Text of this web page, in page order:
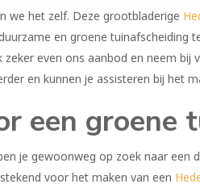
we het zelf. Deze grootbladerige
en groene tuinafscheiding
even ons aanbod en neem
en kunnen je assisteren bij het
een groene
je gewoonweg op zoek naar
voor het maken van een